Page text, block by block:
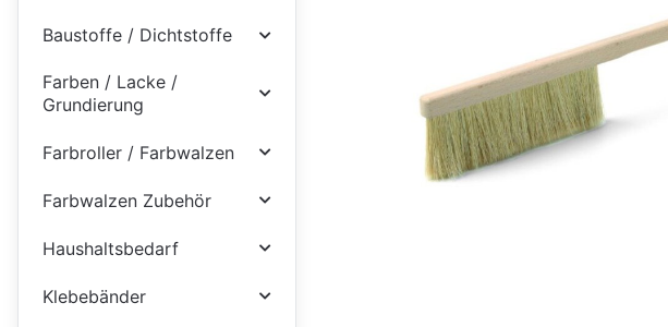
Baustoffe / Dichtstoffe
Farben / Lacke /
Grundierung
Farbroller / Farbwalzen
Farbwalzen Zubehör
Haushaltsbedarf
Klebebänder